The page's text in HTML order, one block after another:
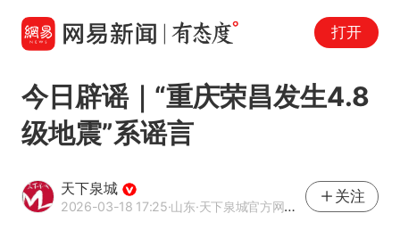
打开
今日辟谣｜“重庆荣昌发生4.8
级地震”系谣言
天下泉城
2026-03-18 17:25·山东·天下泉城官方网易号
关注